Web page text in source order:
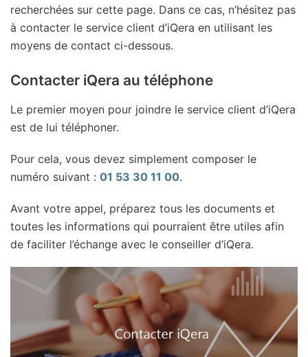
recherchées sur cette page. Dans ce cas, n’hésitez pas
à contacter le service client d’iQera en utilisant les
moyens de contact ci-dessous.
Contacter iQera au téléphone
Le premier moyen pour joindre le service client d’iQera
est de lui téléphoner.
Pour cela, vous devez simplement composer le
numéro suivant : 01 53 30 11 00.
Avant votre appel, préparez tous les documents et
toutes les informations qui pourraient être utiles afin
de faciliter l’échange avec le conseiller d’iQera.